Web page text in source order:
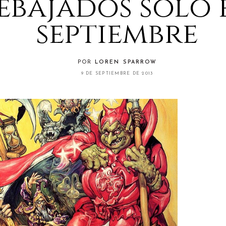
solo
septiembre
POR LOREN SPARROW
9 DE SEPTIEMBRE DE 2013